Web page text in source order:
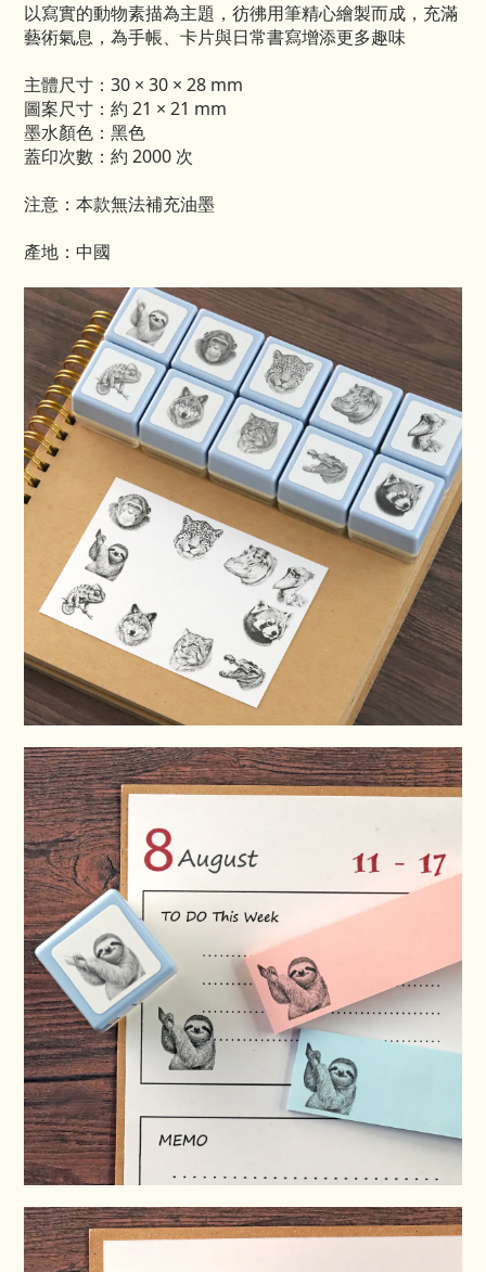
以寫實的動物素描為主題，彷彿用筆精心繪製而成，充滿
藝術氣息，為手帳、卡片與日常書寫增添更多趣味
主體尺寸：30 × 30 × 28 mm
圖案尺寸：約 21 × 21 mm
墨水顏色：黑色
蓋印次數：約 2000 次
注意：本款無法補充油墨
產地：中國